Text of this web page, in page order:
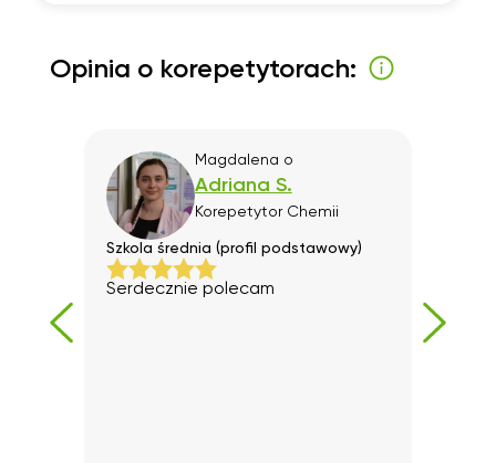
Opinia o korepetytorach:
Magdalena o
Adriana S.
Korepetytor Chemii
Szkola średnia (profil podstawowy)
Serdecznie polecam